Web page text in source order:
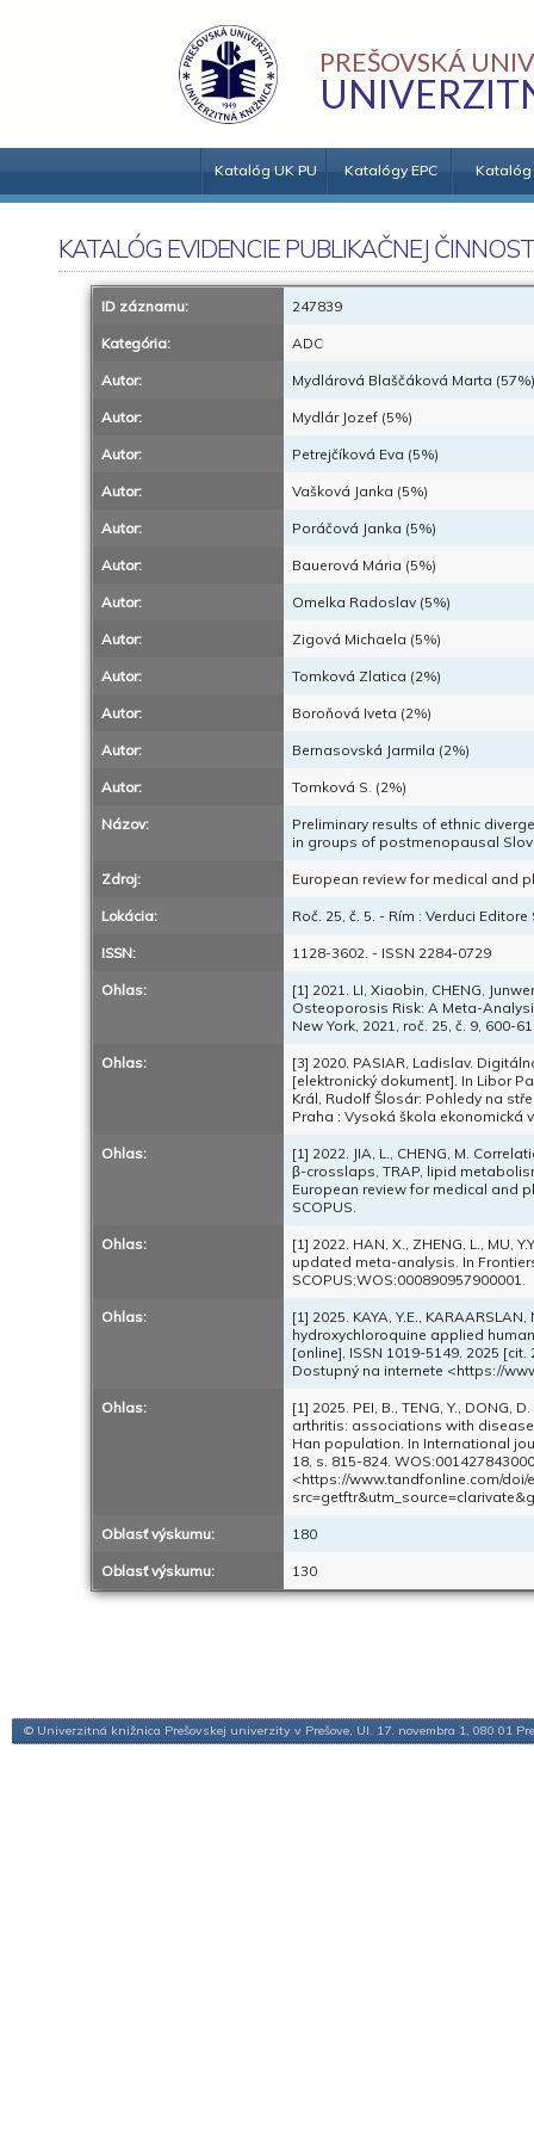
PREŠOVSKÁ
Katalóg UK PU Katalógy EPC Katalóg
KATALÓG EVIDENCIE PUBLIKAČNEJ
ID záznamu: 247839
Kategória: ADC
Autor: Mydlárová Blaščáková Marta (57%)
Autor: Mydlár Jozef (5%)
Autor: Petrejčíková Eva (5%)
Autor: Vašková Janka (5%)
Autor: Poráčová Janka (5%)
Autor: Bauerová Mária (5%)
Autor: Omelka Radoslav (5%)
Autor: Zigová Michaela (5%)
Autor: Tomková Zlatica (2%)
Autor: Boroňová Iveta (2%)
Autor: Bernasovská Jarmila (2%)
Autor: Tomková S. (2%)
Názov:
Preliminary results of ethnic
in groups of postmenopausal
Zdroj: European review for medical and
Lokácia: Roč. 25, č. 5. - Rím : Verduci
ISSN: 1128-3602. - ISSN 2284-0729
Ohlas:
[1] 2021. LI, Xiaobin, CHENG,
Osteoporosis Risk: A Meta-
New York, 2021, roč. 25, č. 9, 600-
Ohlas:
[3] 2020. PASIAR, Ladislav.
[elektronický dokument]. In Libor
Král, Rudolf Šlosár: Pohledy na
Praha : Vysoká škola ekonomická
Ohlas:
[1] 2022. JIA, L., CHENG, M.
β-crosslaps, TRAP, lipid
European review for medical and
SCOPUS.
Ohlas:
[1] 2022. HAN, X., ZHENG, L.,
updated meta-analysis. In
SCOPUS;WOS:000890957900001.
Ohlas:
[1] 2025. KAYA, Y.E.,
hydroxychloroquine applied
[online], ISSN 1019-5149. 2025
Dostupný na internete <https://
Ohlas:
[1] 2025. PEI, B., TENG, Y.,
arthritis: associations with
Han population. In International
18, s. 815-824.
<https://www.tandfonline.com/doi/
Oblasť výskumu: 180
Oblasť výskumu: 130
© Univerzitná knižnica Prešovskej univerzity v Prešove, Ul. 17. novembra 1, 080 01